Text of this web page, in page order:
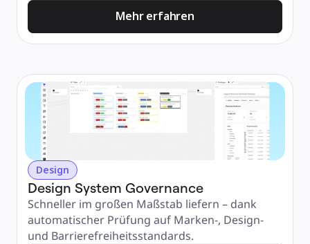
Mehr erfahren
Design
Design System Governance
Schneller im großen Maßstab liefern – dank
automatischer Prüfung auf Marken-, Design-
und Barrierefreiheitsstandards.